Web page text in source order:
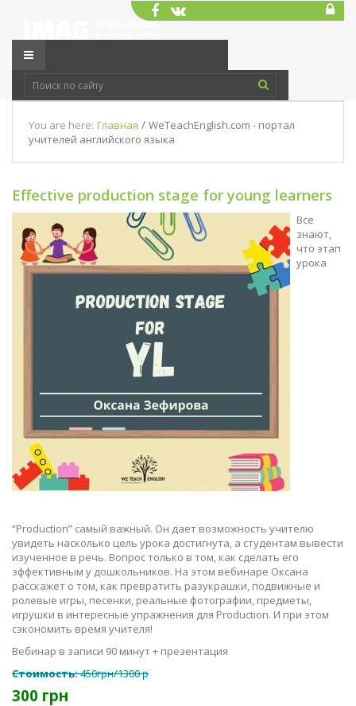
You are here: Главная / WeTeachEnglish.com - портал
учителей английского языка
Effective production stage for young learners
Все
знают,
что этап
урока
“Production” самый важный. Он дает возможность учителю
увидеть насколько цель урока достигнута, а студентам вывести
изученное в речь. Вопрос только в том, как сделать его
эффективным у дошкольников. На этом вебинаре Оксана
расскажет о том, как превратить разукрашки, подвижные и
ролевые игры, песенки, реальные фотографии, предметы,
игрушки в интересные упражнения для Production. И при этом
сэкономить время учителя!
Вебинар в записи 90 минут + презентация
Стоимость:450грн/1300 р
300 грн